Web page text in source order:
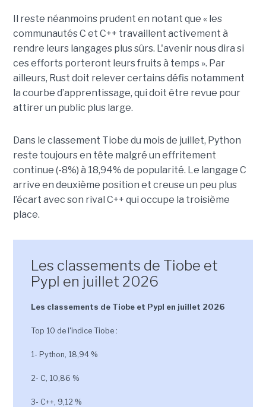
Il reste néanmoins prudent en notant que « les
communautés C et C++ travaillent activement à
rendre leurs langages plus sûrs. L'avenir nous dira si
ces efforts porteront leurs fruits à temps ». Par
ailleurs, Rust doit relever certains défis notamment
la courbe d’apprentissage, qui doit être revue pour
attirer un public plus large.
Dans le classement Tiobe du mois de juillet, Python
reste toujours en tête malgré un effritement
continue (-8%) à 18,94% de popularité. Le langage C
arrive en deuxième position et creuse un peu plus
l’écart avec son rival C++ qui occupe la troisième
place.
Les classements de Tiobe et
Pypl en juillet 2026
Les classements de Tiobe et Pypl en juillet 2026
Top 10 de l'indice Tiobe :
1- Python, 18,94 %
2- C, 10,86 %
3- C++, 9,12 %